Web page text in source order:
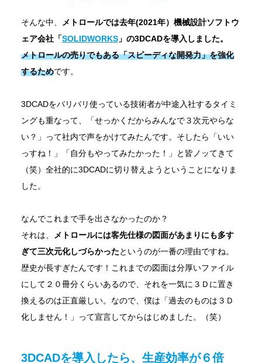
そんな中、
メトロールでは去年(2021年）機械設計ソフトウ
ェア会社「SOLIDWORKS」の3DCADを導入しました。
メトロールの売りでもある「スピーディな開発力」を強化
するためです。
3DCADをバリバリ使っている技術者が中途入社するタイミ
ングも重なって、「せっかくだからみんなで３次元やらな
い？」って社内で声をかけてみたんです。そしたら「いい
っすね！」「自分もやってみたかった！」と皆ノッてきて
（笑）全社的に3DCADに切り替えようということになりま
した。
なんでこれまで手を出さなかったのか？
それは、
メトロールには客先仕様の図面があまりにも多す
ぎて三次元化しづらかったというのが一番の理由ですね。
歴史が長すぎたんです！これまでの図面は分厚いファイル
にして２０冊分くらいあるので、それを一気に３Ｄに置き
換えるのは正直厳しい。なので、僕は「過去のものは３Ｄ
化しません！」って宣言してからはじめました。（笑）
3DCADを導入したら、生産効率が６倍